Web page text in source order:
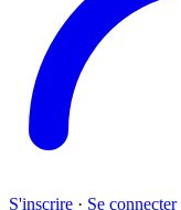
S'inscrire · Se connecter